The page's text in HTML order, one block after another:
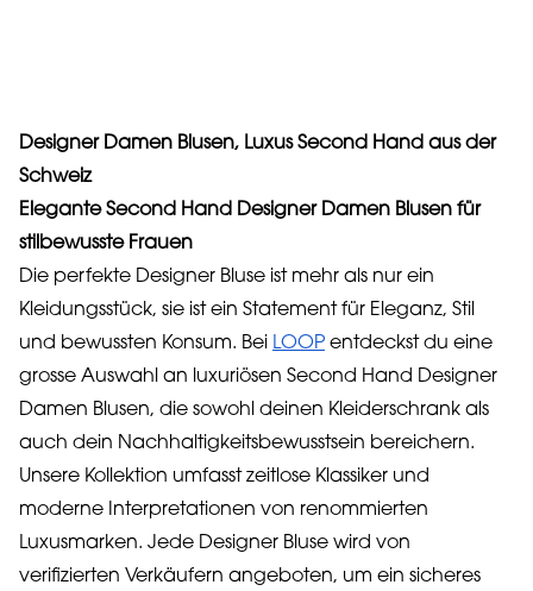
Designer Damen Blusen, Luxus Second Hand aus der
Schweiz
Elegante Second Hand Designer Damen Blusen für
stilbewusste Frauen
Die perfekte Designer Bluse ist mehr als nur ein
Kleidungsstück, sie ist ein Statement für Eleganz, Stil
und bewussten Konsum. Bei LOOP entdeckst du eine
grosse Auswahl an luxuriösen Second Hand Designer
Damen Blusen, die sowohl deinen Kleiderschrank als
auch dein Nachhaltigkeitsbewusstsein bereichern.
Unsere Kollektion umfasst zeitlose Klassiker und
moderne Interpretationen von renommierten
Luxusmarken. Jede Designer Bluse wird von
verifizierten Verkäufern angeboten, um ein sicheres